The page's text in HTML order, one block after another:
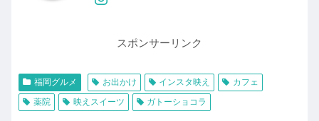
スポンサーリンク
福岡グルメ お出かけ インスタ映え
カフェ
薬院
映えスイーツ ガトーショコラ